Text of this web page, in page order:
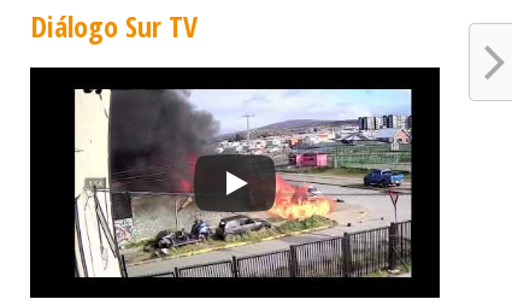
Diálogo Sur TV